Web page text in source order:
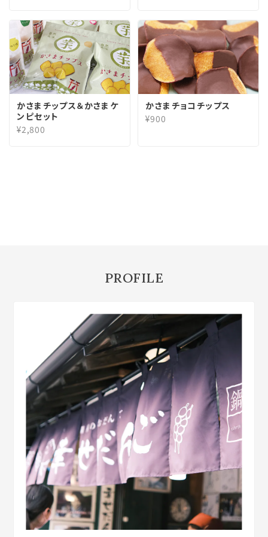
かさまチップス＆かさまケ
ンピセット
¥2,800
かさまチョコチップス
¥900
PROFILE